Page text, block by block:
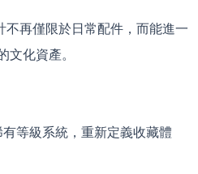
不再僅限於日常配件，而能進一
化資產。
有等級系統，重新定義收藏體